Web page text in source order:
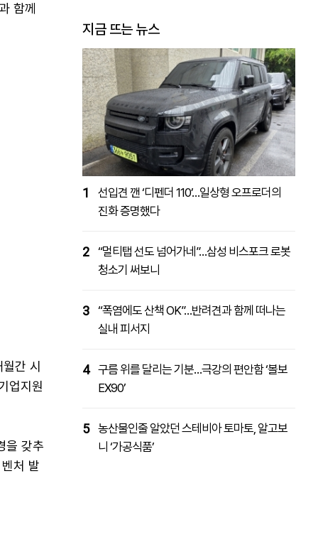
함께
간 시
업지원
을 갖추
처 발
지금 뜨는 뉴스
1
선입견 깬 ‘디펜더 110’…일상형 오프로더의
진화 증명했다
2 “멀티탭 선도 넘어가네”…삼성 비스포크 로봇
청소기 써보니
3 “폭염에도 산책 OK”…반려견과 함께 떠나는
실내 피서지
4 구름 위를 달리는 기분…극강의 편안함 ‘볼보
EX90’
5 농산물인줄 알았던 스테비아 토마토, 알고보
니 ‘가공식품’